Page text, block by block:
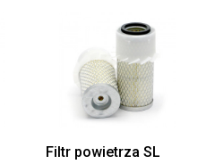
Filtr powietrza SL